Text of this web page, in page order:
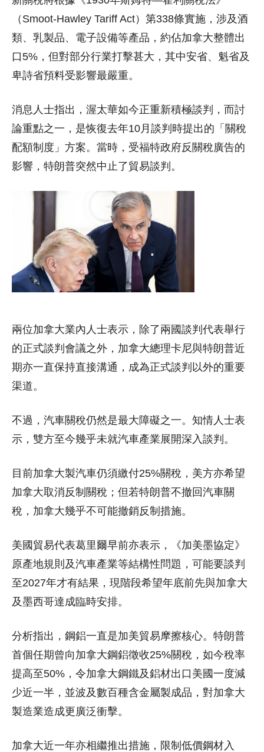
（Smoot-Hawley Tariff Act）第338條實施，涉及酒
類、乳製品、電子設備等產品，約佔加拿大整體出
口5%，但對部分行業打擊甚大，其中安省、魁省及
卑詩省預料受影響最嚴重。
消息人士指出，渥太華如今正重新積極談判，而討
論重點之一，是恢復去年10月談判時提出的「關稅
配額制度」方案。當時，受福特政府反關稅廣告的
影響，特朗普突然中止了貿易談判。
兩位加拿大業內人士表示，除了兩國談判代表舉行
的正式談判會議之外，加拿大總理卡尼與特朗普近
期亦一直保持直接溝通，成為正式談判以外的重要
渠道。
不過，汽車關稅仍然是最大障礙之一。知情人士表
示，雙方至今幾乎未就汽車產業展開深入談判。
目前加拿大製汽車仍須繳付25%關稅，美方亦希望
加拿大取消反制關稅；但若特朗普不撤回汽車關
稅，加拿大幾乎不可能撤銷反制措施。
美國貿易代表葛里爾早前亦表示，《加美墨協定》
原產地規則及汽車產業等結構性問題，可能要談判
至2027年才有結果，現階段希望年底前先與加拿大
及墨西哥達成臨時安排。
分析指出，鋼鋁一直是加美貿易摩擦核心。特朗普
首個任期曾向加拿大鋼鋁徵收25%關稅，如今稅率
提高至50%，令加拿大鋼鐵及鋁材出口美國一度減
少近一半，並波及數百種含金屬製成品，對加拿大
製造業造成更廣泛衝擊。
加拿大近一年亦相繼推出措施，限制低價鋼材入